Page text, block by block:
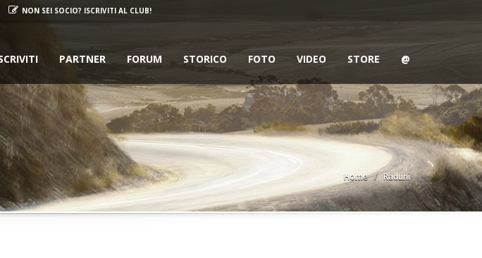
NON SEI SOCIO? ISCRIVITI AL CLUB!
PARTNER FORUM STORICO FOTO VIDEO STORE @
Home Raduni